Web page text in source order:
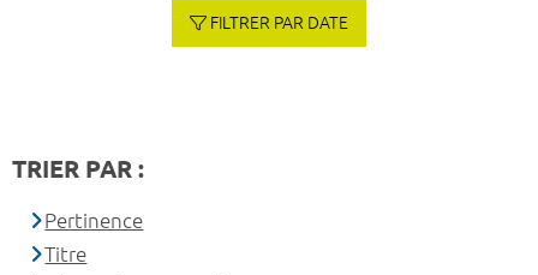
FILTRER PAR DATE
TRIER PAR :
Pertinence
Titre